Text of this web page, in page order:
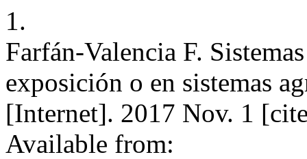
1.
Farfán-Valencia F.
exposición o en sistemas
[Internet]. 2017 Nov. 1
Available from: